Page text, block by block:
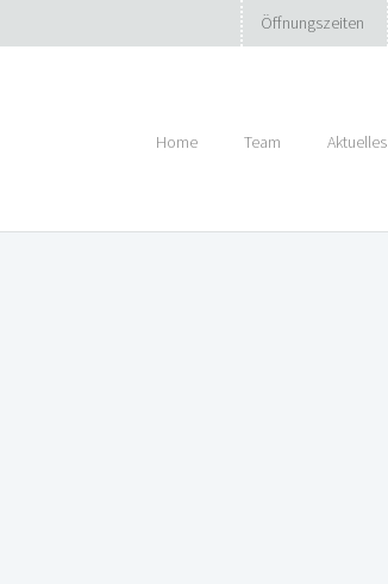
Öffnungszeiten
Home Team Aktuelles